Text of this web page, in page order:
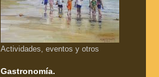
Actividades, eventos y otros
Gastronomía.